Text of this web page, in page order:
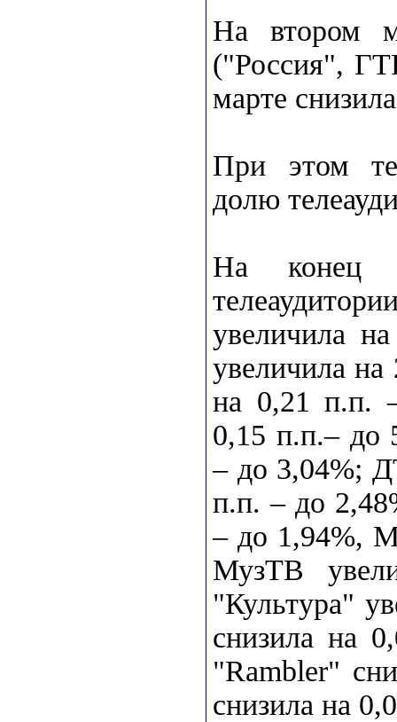
На втором
("Россия",
марте
При этом
долю
На конец
увеличила
увеличила
на 0,21 п.п.
0,15 п.п.– до
– до 3,04%;
п.п. – до
– до 1,94%,
МузТВ
"Культура"
снизила на
"Rambler"
снизила на